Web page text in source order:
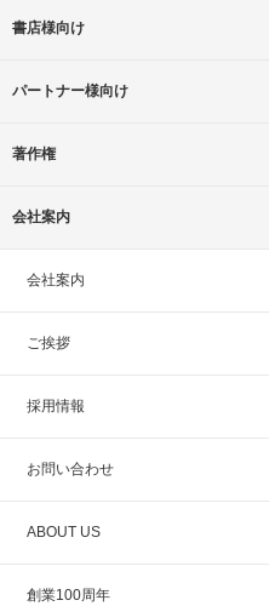
書店様向け
パートナー様向け
著作権
会社案内
会社案内
ご挨拶
採用情報
お問い合わせ
ABOUT US
創業100周年